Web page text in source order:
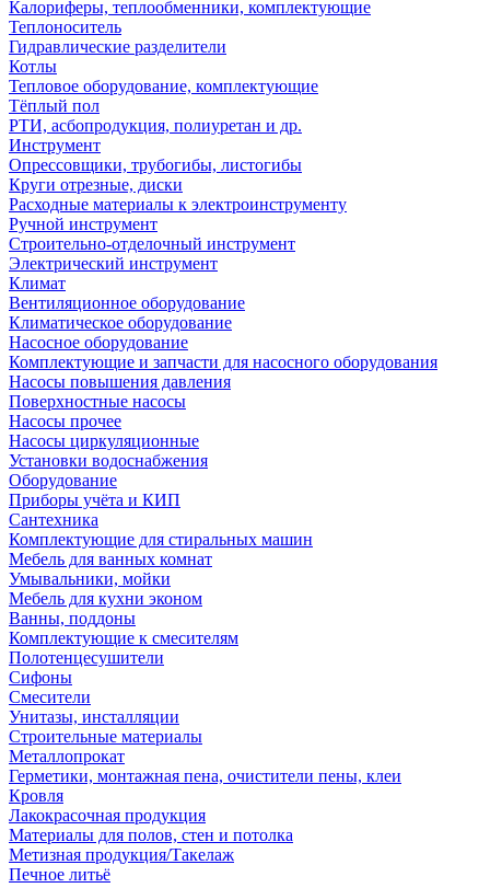
Калориферы, теплообменники, комплектующие
Теплоноситель
Гидравлические разделители
Котлы
Тепловое оборудование, комплектующие
Тёплый пол
РТИ, асбопродукция, полиуретан и др.
Инструмент
Опрессовщики, трубогибы, листогибы
Круги отрезные, диски
Расходные материалы к электроинструменту
Ручной инструмент
Строительно-отделочный инструмент
Электрический инструмент
Климат
Вентиляционное оборудование
Климатическое оборудование
Насосное оборудование
Комплектующие и запчасти для насосного оборудования
Насосы повышения давления
Поверхностные насосы
Насосы прочее
Насосы циркуляционные
Установки водоснабжения
Оборудование
Приборы учёта и КИП
Сантехника
Комплектующие для стиральных машин
Мебель для ванных комнат
Умывальники, мойки
Мебель для кухни эконом
Ванны, поддоны
Комплектующие к смесителям
Полотенцесушители
Сифоны
Смесители
Унитазы, инсталляции
Строительные материалы
Металлопрокат
Герметики, монтажная пена, очистители пены, клеи
Кровля
Лакокрасочная продукция
Материалы для полов, стен и потолка
Метизная продукция/Такелаж
Печное литьё